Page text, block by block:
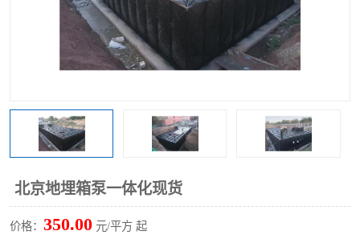
北京地埋箱泵一体化现货
价格： 350.00 元/平方 起